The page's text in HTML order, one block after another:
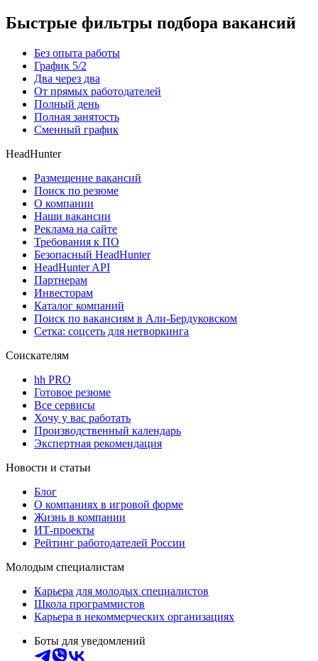
Быстрые фильтры подбора вакансий
Без опыта работы
График 5/2
Два через два
От прямых работодателей
Полный день
Полная занятость
Сменный график
HeadHunter
Размещение вакансий
Поиск по резюме
О компании
Наши вакансии
Реклама на сайте
Требования к ПО
Безопасный HeadHunter
HeadHunter API
Партнерам
Инвесторам
Каталог компаний
Поиск по вакансиям в Али-Бердуковском
Сетка: соцсеть для нетворкинга
Соискателям
hh PRO
Готовое резюме
Все сервисы
Хочу у вас работать
Производственный календарь
Экспертная рекомендация
Новости и статьи
Блог
О компаниях в игровой форме
Жизнь в компании
ИТ-проекты
Рейтинг работодателей России
Молодым специалистам
Карьера для молодых специалистов
Школа программистов
Карьера в некоммерческих организациях
Боты для уведомлений